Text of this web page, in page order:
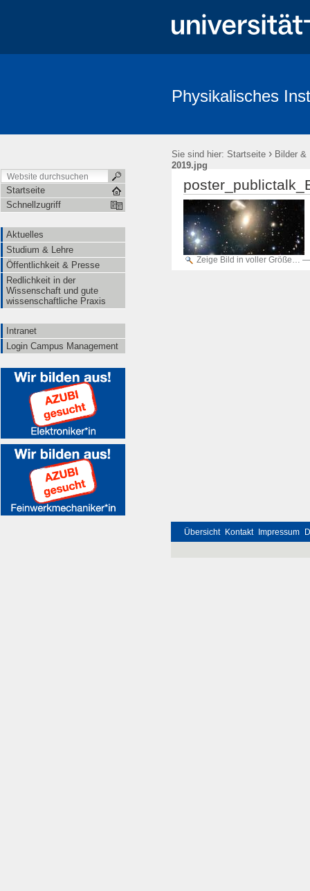
Physikalisches
Sie sind hier: Startseite › Bilder &
2019.jpg
Startseite
Schnellzugriff
Aktuelles
Studium & Lehre
Öffentlichkeit & Presse
Redlichkeit in der
Wissenschaft und gute
wissenschaftliche Praxis
Intranet
Login Campus Management
Zeige Bild in voller Größe…
Übersicht Kontakt Impressum